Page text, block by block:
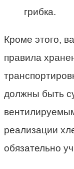
грибка.
Кроме этого,
правила
должны быть
реализации
обязательно